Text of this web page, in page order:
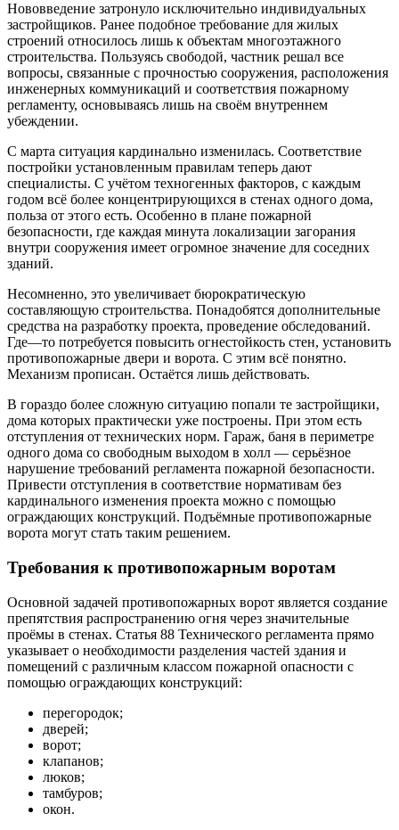
Нововведение затронуло исключительно индивидуальных
застройщиков. Ранее подобное требование для жилых
строений относилось лишь к объектам многоэтажного
строительства. Пользуясь свободой, частник решал все
вопросы, связанные с прочностью сооружения, расположения
инженерных коммуникаций и соответствия пожарному
регламенту, основываясь лишь на своём внутреннем
убеждении.
С марта ситуация кардинально изменилась. Соответствие
постройки установленным правилам теперь дают
специалисты. С учётом техногенных факторов, с каждым
годом всё более концентрирующихся в стенах одного дома,
польза от этого есть. Особенно в плане пожарной
безопасности, где каждая минута локализации загорания
внутри сооружения имеет огромное значение для соседних
зданий.
Несомненно, это увеличивает бюрократическую
составляющую строительства. Понадобятся дополнительные
средства на разработку проекта, проведение обследований.
Где—то потребуется повысить огнестойкость стен, установить
противопожарные двери и ворота. С этим всё понятно.
Механизм прописан. Остаётся лишь действовать.
В гораздо более сложную ситуацию попали те застройщики,
дома которых практически уже построены. При этом есть
отступления от технических норм. Гараж, баня в периметре
одного дома со свободным выходом в холл — серьёзное
нарушение требований регламента пожарной безопасности.
Привести отступления в соответствие нормативам без
кардинального изменения проекта можно с помощью
ограждающих конструкций. Подъёмные противопожарные
ворота могут стать таким решением.
Требования к противопожарным воротам
Основной задачей противопожарных ворот является создание
препятствия распространению огня через значительные
проёмы в стенах. Статья 88 Технического регламента прямо
указывает о необходимости разделения частей здания и
помещений с различным классом пожарной опасности с
помощью ограждающих конструкций:
перегородок;
дверей;
ворот;
клапанов;
люков;
тамбуров;
окон.